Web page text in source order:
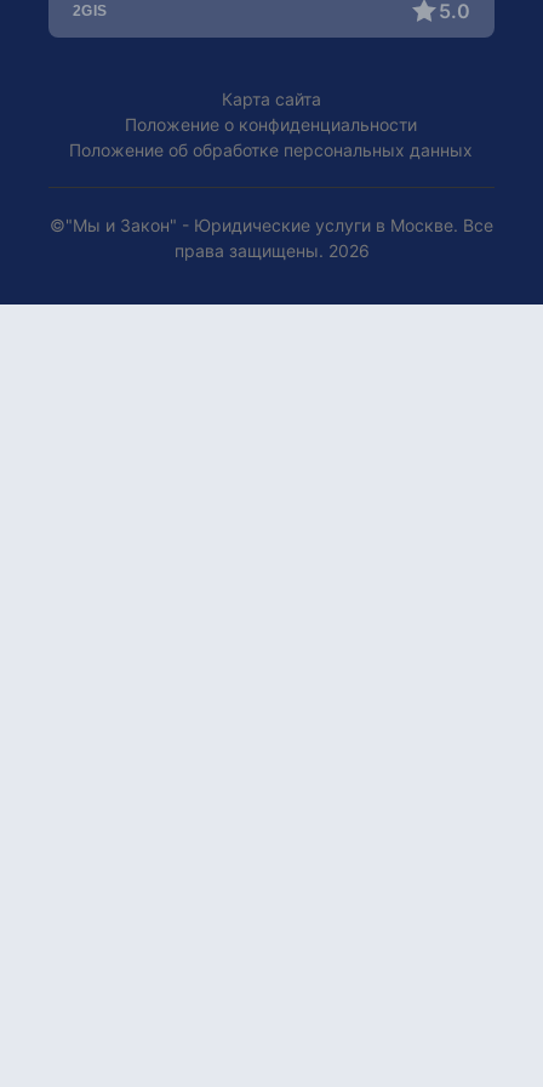
Помощь при ДТП / Автоюрист
Оспаривание отцовства
5.0
Карта сайта
Положение о конфиденциальности
Положение об обработке персональных данных
©"Мы и Закон" - Юридические услуги в Москве. Все
права защищены. 2026